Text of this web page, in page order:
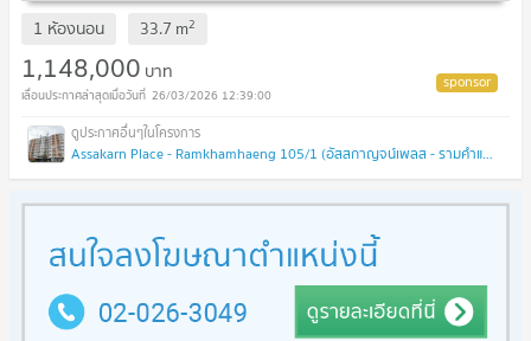
1 ห้องนอน 33.7 m2
1,148,000 บาท
26/03/2026 12:39:00
Assakarn Place - Ramkhamhaeng 105/1 (อัสสกาญจน์เพลส - รามคำแหง 105/1 )